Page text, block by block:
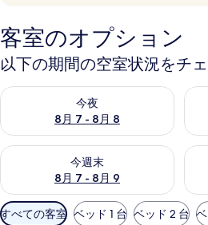
客室のオプション
以下の期間の空室状況をチ
今夜
8月 7 - 8月 8
今夜 8月 7 - 8月 8 の空室状況をチェ
明
今週末
8月 7 - 8月 9
今週末 8月 7 - 8月 9 の空室状況をチ
来
利
すべての客室 ベッド 1 台 ベッド 2 台